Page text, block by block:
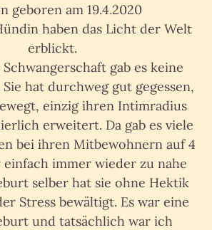
geboren am 19.4.2020
haben das Licht der Welt
erblickt.
gab es keine
hat durchweg gut gegessen,
einzig ihren Intimradius
erweitert. Da gab es viele
bei ihren Mitbewohnern auf 4
immer wieder zu nahe
selber hat sie ohne Hektik
Stress bewältigt. Es war eine
und tatsächlich war ich